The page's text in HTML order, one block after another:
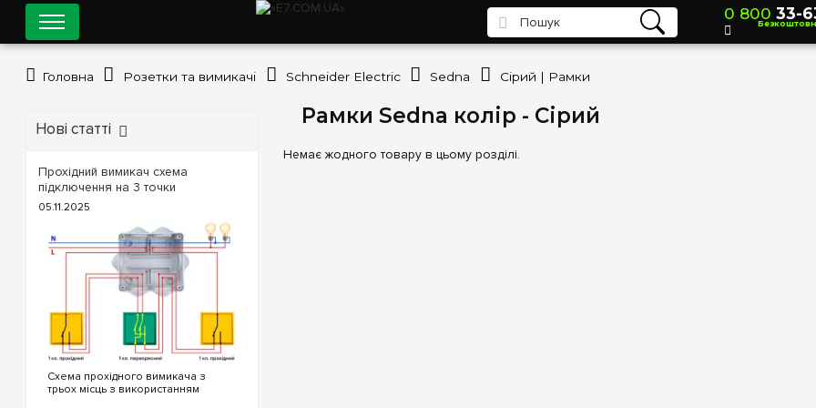
Рамки Sedna колір - Сірий
Немає жодного товару в цьому розділі.
Нові статті
Прохідний вимикач схема
підключення на 3 точки
05.11.2025
Схема прохідного вимикача з
трьох місць з використанням
0 800 33-
Головна Розетки та вимикачі Schneider Electric Sedna Сірий | Рамки